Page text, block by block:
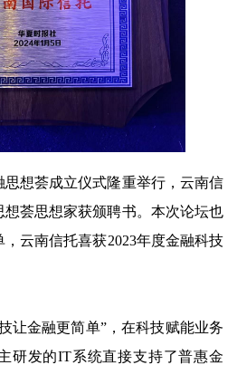
想荟成立仪式隆重举行，云南信
荟思想家获颁聘书。本次论坛也
云南信托喜获2023年度金融科技
让金融更简单”，在科技赋能业务
研发的IT系统直接支持了普惠金